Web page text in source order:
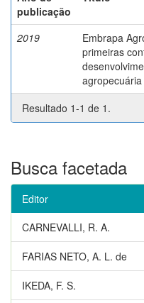
publicação
2019
Embrapa
primeiras
Resultado 1-1 de 1.
Busca facetada
Editor
CARNEVALLI, R. A.
FARIAS NETO, A. L. de
IKEDA, F. S.